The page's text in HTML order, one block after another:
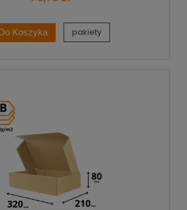
Do Koszyka pakiety